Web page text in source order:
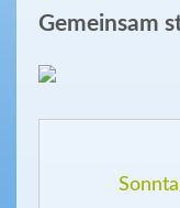
Gemeinsam